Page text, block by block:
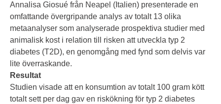
Annalisa Giosué från Neapel (Italien) presenterade en
omfattande övergripande analys av totalt 13 olika
metaanalyser som analyserade prospektiva studier med
animalisk kost i relation till risken att utveckla typ 2
diabetes (T2D), en genomgång med fynd som delvis var
lite överraskande.
Resultat
Studien visade att en konsumtion av totalt 100 gram kött
totalt sett per dag gav en riskökning för typ 2 diabetes